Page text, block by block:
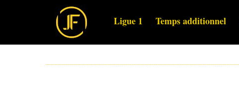
Ligue 1 Temps additionnel